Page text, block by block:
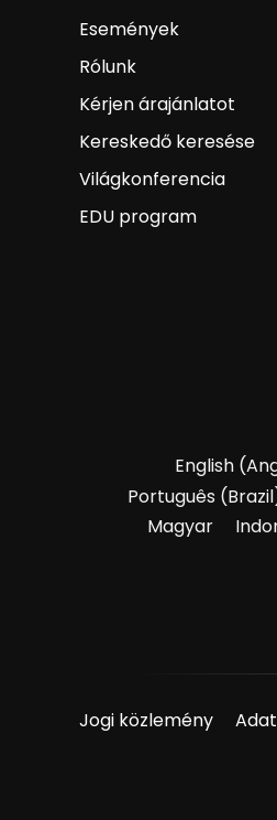
Események
Rólunk
Kérjen árajánlatot
Kereskedő keresése
Világkonferencia
EDU program
English(
Português (Brazil
Magyar
Jogi közlemény